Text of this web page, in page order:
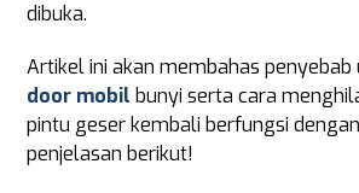
dibuka.
Artikel ini akan membahas penyebab
door mobil bunyi serta cara
pintu geser kembali berfungsi
penjelasan berikut!